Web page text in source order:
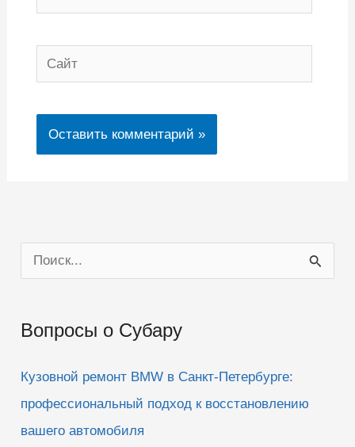
Сайт
о
с
Вопросы о Субару
Кузовной ремонт BMW в Санкт-Петербурге:
профессиональный подход к восстановлению
вашего автомобиля